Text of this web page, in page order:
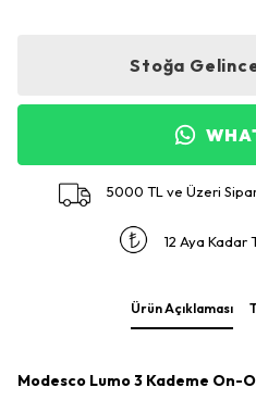
Stoğa
5000 TL ve Üzeri
12 Aya Kadar
Ürün Açıklaması
Modesco Lumo 3 Kademe On-